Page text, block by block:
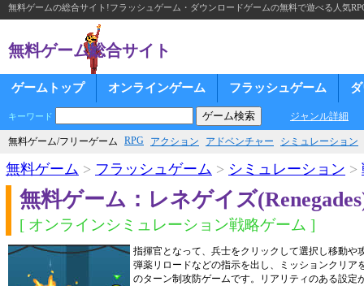
無料ゲームの総合サイト!フラッシュゲーム・ダウンロードゲームの無料で遊べる人気
無料ゲーム総合サイト
ゲームトップ オンラインゲーム フラッシュゲーム
キーワード ジャンル詳細
無料ゲーム/フリーゲーム RPG アクション アドベンチャー シミュレーション
無料ゲーム > フラッシュゲーム > シミュレーション >
無料ゲーム：レネゲイズ
[ オンラインシミュレーション戦略ゲーム ]
指揮官となって、兵士をクリックして選択し移動や
弾薬リロードなどの指示を出し、ミッションクリア
のターン制攻防ゲームです。リアリティのある設定